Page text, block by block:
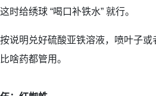
这时给绣球 “喝口补铁水” 就行。
按说明兑好硫酸亚铁溶液，喷叶子
比啥药都管用。